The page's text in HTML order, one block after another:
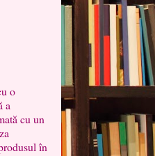
o
a
cu un
în